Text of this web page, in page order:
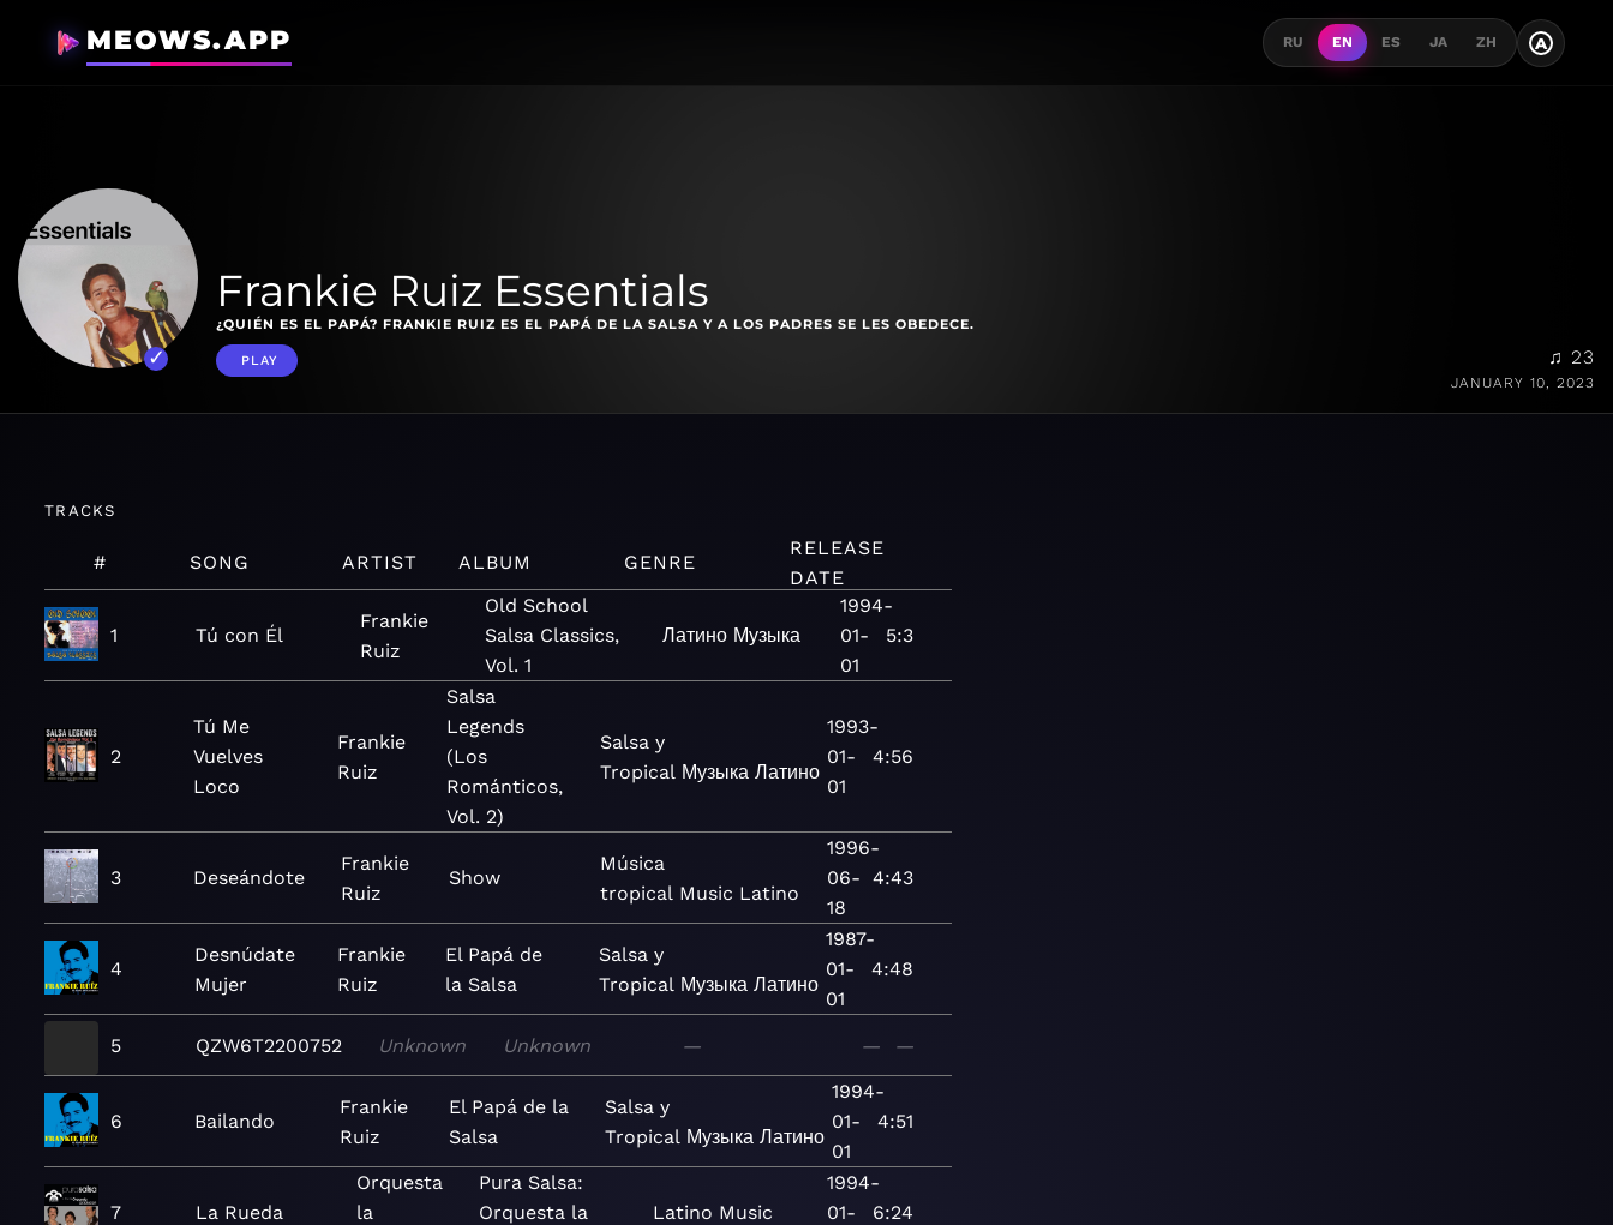
MEOWS.APP RU EN ES JA ZH A
Frankie Ruiz Essentials
¿QUIÉN ES EL PAPÁ? FRANKIE RUIZ ES EL PAPÁ DE LA SALSA Y A LOS PADRES SE LES OBEDECE.
PLAY ♫ 23
JANUARY 10, 2023
TRACKS
# SONG ARTIST ALBUM GENRE
RELEASE
DATE
1 Tú con Él
Frankie
Ruiz
Old School
Salsa Classics,
Vol. 1
Латино Музыка
1994-
01-
01
5:3
2
Tú Me
Vuelves
Loco
Frankie
Ruiz
Salsa
Legends
(Los
Románticos,
Vol. 2)
Salsa y
Tropical Музыка Латино
1993-
01-
01
4:56
3 Deseándote
Frankie
Ruiz
Show
Música
tropical Music Latino
1996-
06-
18
4:43
4
Desnúdate
Mujer
Frankie
Ruiz
El Papá de
la Salsa
Salsa y
Tropical Музыка Латино
1987-
01-
01
4:48
5 QZW6T2200752 Unknown Unknown — — —
6 Bailando
Frankie
Ruiz
El Papá de la
Salsa
Salsa y
Tropical Музыка Латино
1994-
01-
01
4:51
7 La Rueda
Orquesta
la
Pura Salsa:
Orquesta la
Latino Music
1994-
01-
6:24